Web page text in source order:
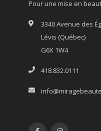
Pour une mise en
3340 Avenue des
Lévis (Québec)
G6X 1W4
418.832.0111